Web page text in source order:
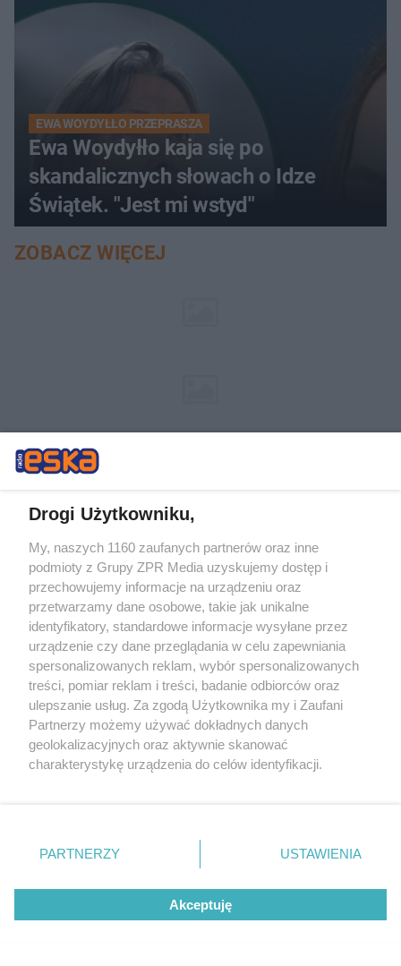
EWA WOYDYŁŁO PRZEPRASZA
Ewa Woydyłło kaja się po
skandalicznych słowach o Idze
Świątek. "Jest mi wstyd"
ZOBACZ WIĘCEJ
Żaden utwór zamieszczony w serwisie nie może być powielany i
tzn. bez właściwej zgody, jest zabronione pod groźbą kary i może być
Drogi Użytkowniku,
My, naszych 1160 zaufanych partnerów oraz inne
podmioty z Grupy ZPR Media uzyskujemy dostęp i
przechowujemy informacje na urządzeniu oraz
przetwarzamy dane osobowe, takie jak unikalne
identyfikatory, standardowe informacje wysyłane przez
urządzenie czy dane przeglądania w celu zapewniania
spersonalizowanych reklam, wybór spersonalizowanych
treści, pomiar reklam i treści, badanie odbiorców oraz
ulepszanie usług. Za zgodą Użytkownika my i Zaufani
Partnerzy możemy używać dokładnych danych
geolokalizacyjnych oraz aktywnie skanować
charakterystykę urządzenia do celów identyfikacji.
zmienić/wycofać klikając przycisk ustawień prywatności
znajdujący się w lewym dolnym rogu strony
rodzaje przetwarzania danych nie wymagają zgody
użytkownika, ale masz prawo sprzeciwić się takiemu
przetwarzaniu. Preferencje będą miały zastosowanie tylko
PARTNERZY USTAWIENIA
Akceptuję